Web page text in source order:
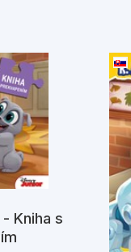
Kniha s